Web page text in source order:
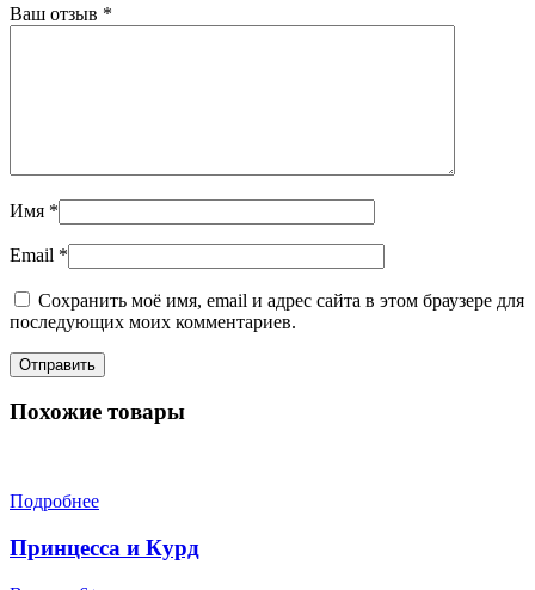
Ваш отзыв *
Имя *
Email *
Сохранить моё имя, email и адрес сайта в этом браузере для
последующих моих комментариев.
Похожие товары
Подробнее
Принцесса и Курд